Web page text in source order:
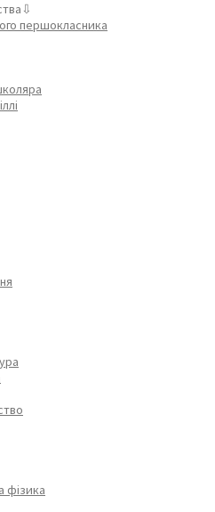
першокласника
фізика